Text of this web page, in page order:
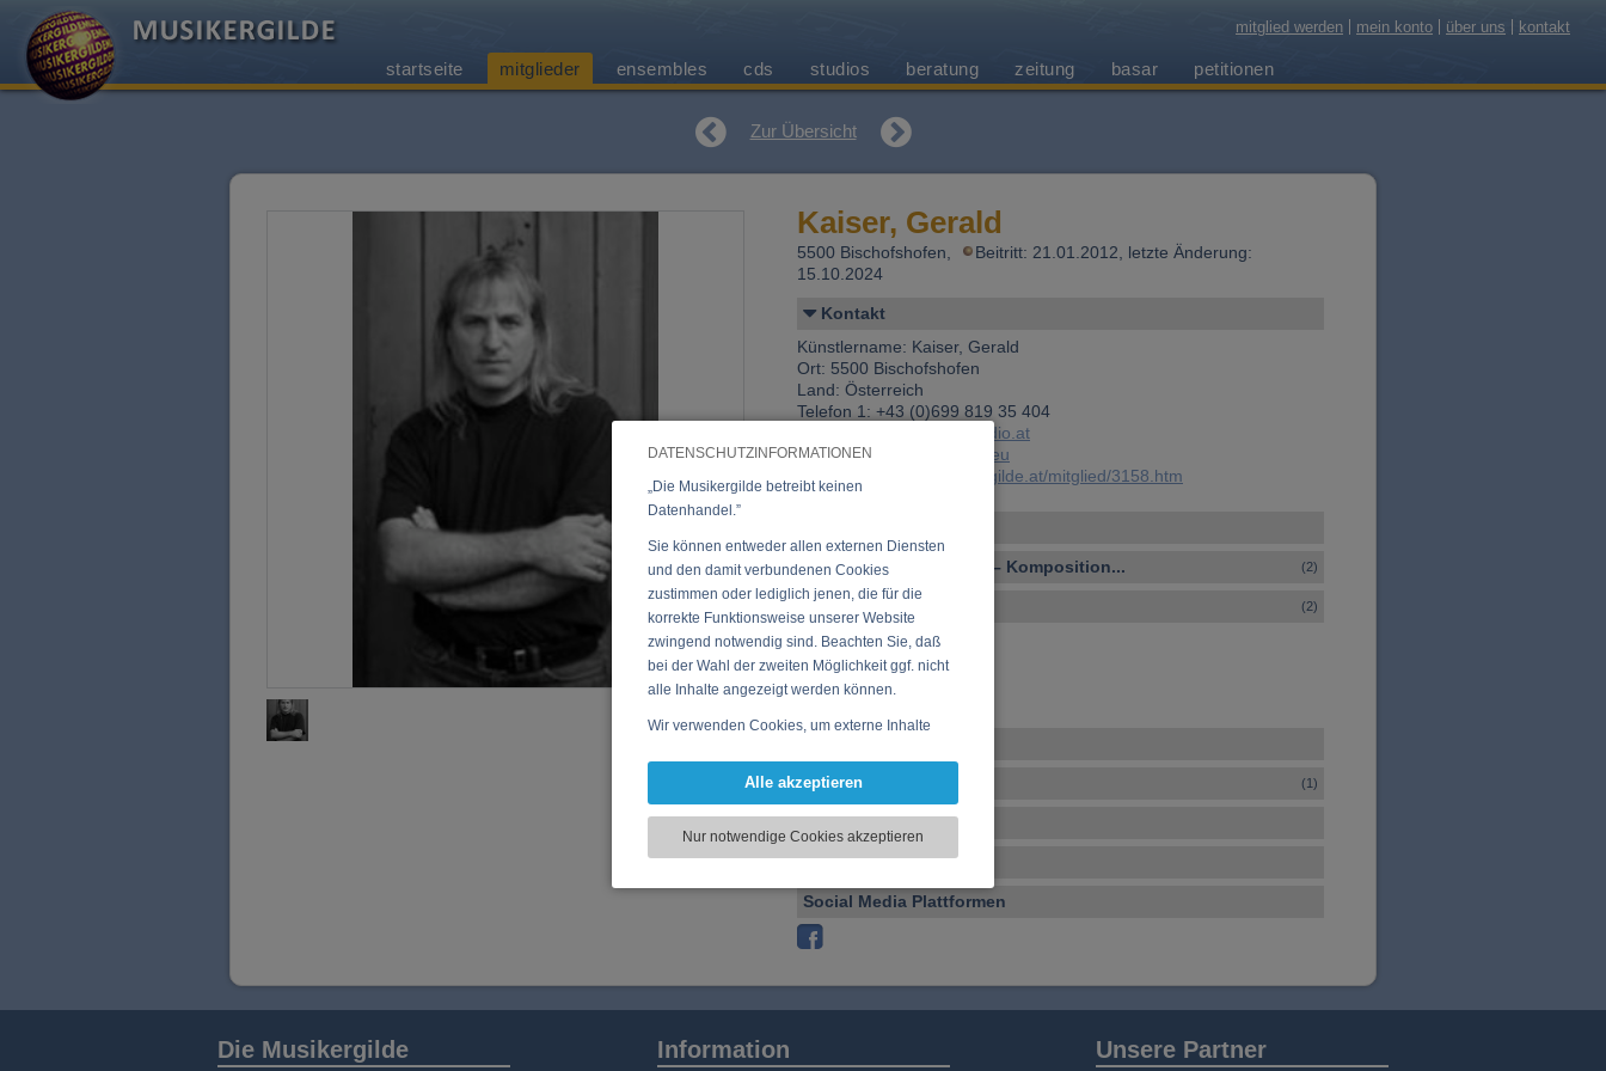
DATENSCHUTZINFORMATIONEN
„Die Musikergilde betreibt keinen
Datenhandel.”
Sie können entweder allen externen Diensten
und den damit verbundenen Cookies
zustimmen oder lediglich jenen, die für die
korrekte Funktionsweise unserer Website
zwingend notwendig sind. Beachten Sie, daß
bei der Wahl der zweiten Möglichkeit ggf. nicht
alle Inhalte angezeigt werden können.
Wir verwenden Cookies, um externe Inhalte
Funktionen für soziale Medien anbieten zu
zu analysieren. Dabei werden ggf.
Informationen zu Ihrer Verwendung unserer
soziale Medien, Werbung und Analysen
Informationen möglicherweise mit weiteren
oder die sie im Rahmen Ihrer Nutzung der
Dienste gesammelt haben.
Alle akzeptieren
Nur notwendige Cookies akzeptieren
mitglied werden mein konto über uns kontakt
startseite mitglieder ensembles cds studios beratung zeitung basar petitionen
Zur Übersicht
Kaiser, Gerald
5500 Bischofshofen,
Beitritt: 21.01.2012, letzte Änderung:
15.10.2024
Kontakt
Künstlername: Kaiser, Gerald
Ort: 5500 Bischofshofen
Land: Österreich
Telefon 1: +43 (0)699 819 35 404
office@stretch-audio.at
Web:www.Jumping-High.eu
https://www.musikergilde.at/mitglied/3158.htm
Vocal – Instrumental – Komposition... (2)
Ensembles (2)
Aerolith
Vigor
CD, DVD, Vinyl (1)
Tonstudio
Basar
Social Media Plattformen
Die Musikergilde Information Unsere Partner